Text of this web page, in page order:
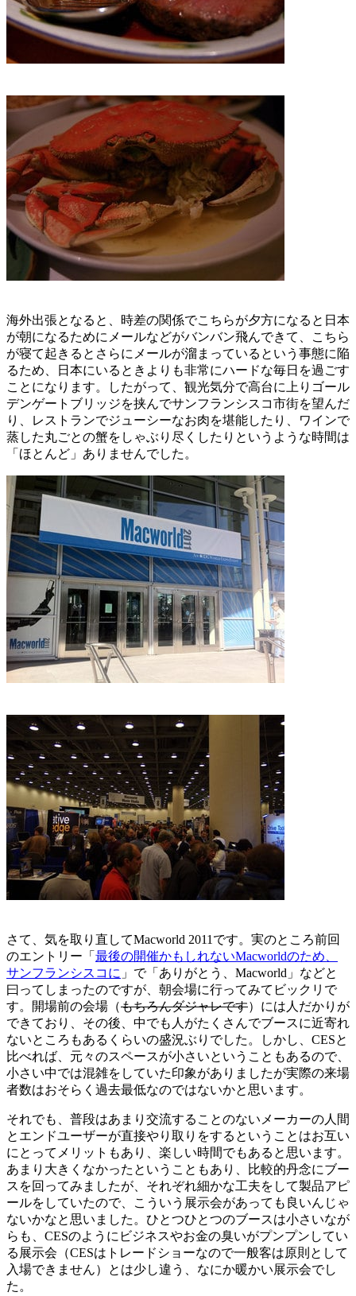
海外出張となると、時差の関係でこちらが夕方になると日本
が朝になるためにメールなどがバンバン飛んできて、こちら
が寝て起きるとさらにメールが溜まっているという事態に陥
るため、日本にいるときよりも非常にハードな毎日を過ごす
ことになります。したがって、観光気分で高台に上りゴール
デンゲートブリッジを挟んでサンフランシスコ市街を望んだ
り、レストランでジューシーなお肉を堪能したり、ワインで
蒸した丸ごとの蟹をしゃぶり尽くしたりというような時間は
「ほとんど」ありませんでした。
さて、気を取り直してMacworld 2011です。実のところ前回
のエントリー「 最後の開催かもしれないMacworldのため、
サンフランシスコに 」で「ありがとう、Macworld」などと
曰ってしまったのですが、朝会場に行ってみてビックリで
す。開場前の会場（もちろんダジャレです）には人だかりが
できており、その後、中でも人がたくさんでブースに近寄れ
ないところもあるくらいの盛況ぶりでした。しかし、CESと
比べれば、元々のスペースが小さいということもあるので、
小さい中では混雑をしていた印象がありましたが実際の来場
者数はおそらく過去最低なのではないかと思います。
それでも、普段はあまり交流することのないメーカーの人間
とエンドユーザーが直接やり取りをするということはお互い
にとってメリットもあり、楽しい時間でもあると思います。
あまり大きくなかったということもあり、比較的丹念にブー
スを回ってみましたが、それぞれ細かな工夫をして製品アピ
ールをしていたので、こういう展示会があっても良いんじゃ
ないかなと思いました。ひとつひとつのブースは小さいなが
らも、CESのようにビジネスやお金の臭いがプンプンしてい
る展示会（CESはトレードショーなので一般客は原則として
入場できません）とは少し違う、なにか暖かい展示会でし
た。